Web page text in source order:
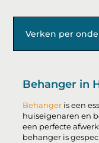
Behanger in
Behanger is een
huiseigenaren en
een perfecte
behanger is
Verken per